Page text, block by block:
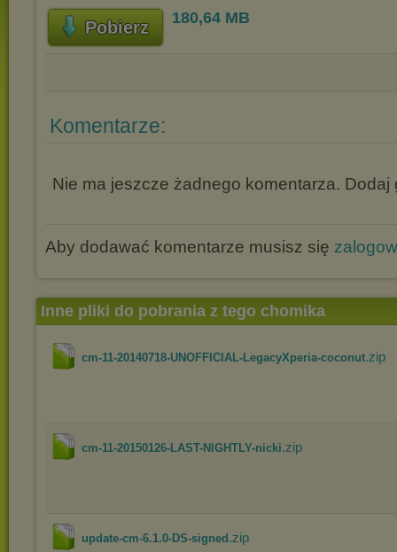
Pobierz 180,64 MB
Komentarze:
Nie ma jeszcze żadnego komentarza. Dodaj
Aby dodawać komentarze musisz się
Inne pliki do pobrania z tego chomika
cm-11-20140718-UNOFFICIAL-LegacyXperia-coconut.zip
cm-11-20150126-LAST-NIGHTLY-nicki.zip
update-cm-6.1.0-DS-signed .zip